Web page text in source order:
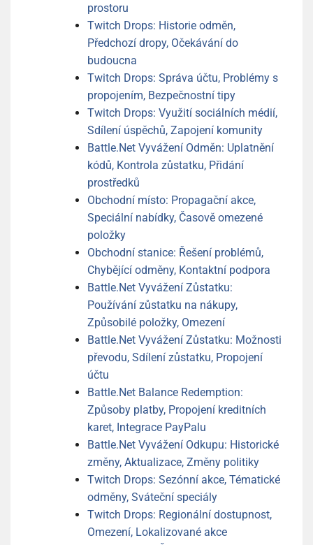
prostoru
Twitch Drops: Historie odměn,
Předchozí dropy, Očekávání do
budoucna
Twitch Drops: Správa účtu, Problémy s
propojením, Bezpečnostní tipy
Twitch Drops: Využití sociálních médií,
Sdílení úspěchů, Zapojení komunity
Battle.Net Vyvážení Odměn: Uplatnění
kódů, Kontrola zůstatku, Přidání
prostředků
Obchodní místo: Propagační akce,
Speciální nabídky, Časově omezené
položky
Obchodní stanice: Řešení problémů,
Chybějící odměny, Kontaktní podpora
Battle.Net Vyvážení Zůstatku:
Používání zůstatku na nákupy,
Způsobilé položky, Omezení
Battle.Net Vyvážení Zůstatku: Možnosti
převodu, Sdílení zůstatku, Propojení
účtu
Battle.Net Balance Redemption:
Způsoby platby, Propojení kreditních
karet, Integrace PayPalu
Battle.Net Vyvážení Odkupu: Historické
změny, Aktualizace, Změny politiky
Twitch Drops: Sezónní akce, Tématické
odměny, Sváteční speciály
Twitch Drops: Regionální dostupnost,
Omezení, Lokalizované akce